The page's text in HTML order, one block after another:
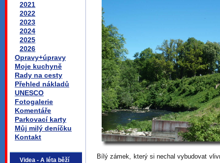
2021
2022
2023
2024
2025
2026
Opravy+úpravy
Moje kuchyně
Rady na cesty
Přehled nákladů
UNESCO
Fotogalerie
Komentáře
Parkovací karty
Můj milý deníčku
Kontakt
Videa - A léta běží
Bílý zámek, který si nechal vybudovat